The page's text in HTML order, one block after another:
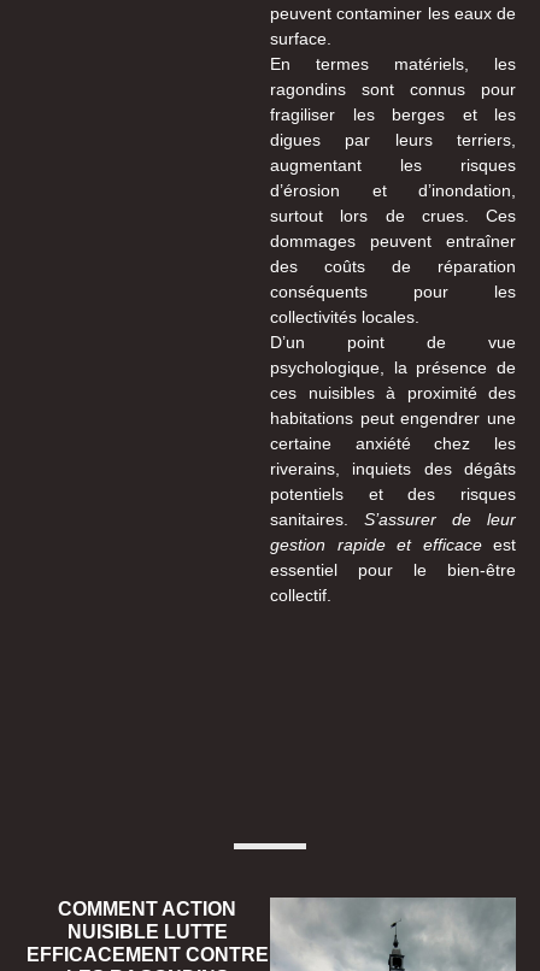
peuvent contaminer les eaux de
surface.
En termes matériels, les
ragondins sont connus pour
fragiliser les berges et les
digues par leurs terriers,
augmentant les risques
d’érosion et d’inondation,
surtout lors de crues. Ces
dommages peuvent entraîner
des coûts de réparation
conséquents pour les
collectivités locales.
D’un point de vue
psychologique, la présence de
ces nuisibles à proximité des
habitations peut engendrer une
certaine anxiété chez les
riverains, inquiets des dégâts
potentiels et des risques
sanitaires. S’assurer de leur
gestion rapide et efficaceest
essentiel pour le bien-être
collectif.
COMMENT ACTION
NUISIBLE LUTTE
EFFICACEMENT CONTRE